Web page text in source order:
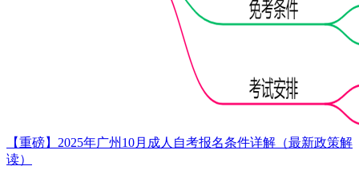
【重磅】2025年广州10月成人自考报名条件详解（最新政策解
读）